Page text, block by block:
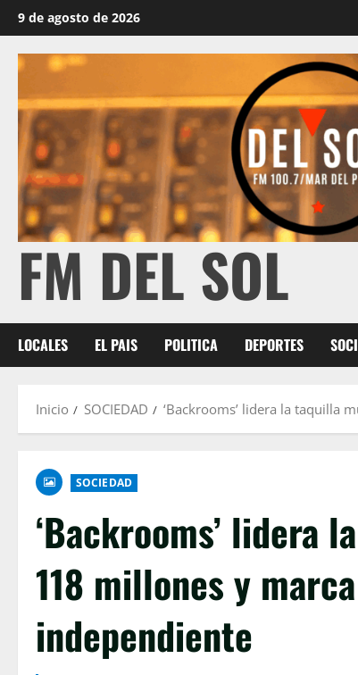
9 de agosto de 2026
FM DEL SOL
LOCALES EL PAIS POLITICA DEPORTES
Inicio SOCIEDAD ‘Backrooms’ lidera la taquilla
SOCIEDAD
‘Backrooms’ lidera
118 millones y
independiente